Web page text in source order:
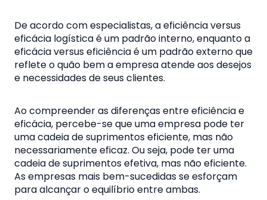
De acordo com especialistas, a eficiência versus
eficácia logística é um padrão interno, enquanto a
eficácia versus eficiência é um padrão externo que
reflete o quão bem a empresa atende aos desejos
e necessidades de seus clientes.
Ao compreender as diferenças entre eficiência e
eficácia, percebe-se que uma empresa pode ter
uma cadeia de suprimentos eficiente, mas não
necessariamente eficaz. Ou seja, pode ter uma
cadeia de suprimentos efetiva, mas não eficiente.
As empresas mais bem-sucedidas se esforçam
para alcançar o equilíbrio entre ambas.